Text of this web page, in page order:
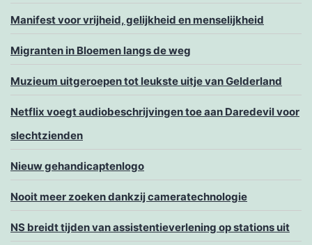
Manifest voor vrijheid, gelijkheid en menselijkheid
Migranten in Bloemen langs de weg
Muzieum uitgeroepen tot leukste uitje van Gelderland
Netflix voegt audiobeschrijvingen toe aan Daredevil voor
slechtzienden
Nieuw gehandicaptenlogo
Nooit meer zoeken dankzij cameratechnologie
NS breidt tijden van assistentieverlening op stations uit